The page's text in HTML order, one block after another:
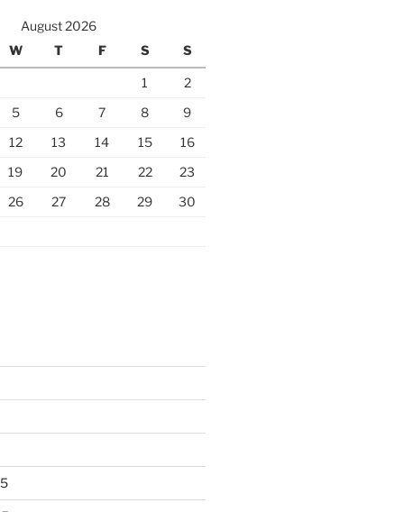
August 2026
W T F S S
1
2
5 6 7 8
9
12 13 14 15
16
19 20 21 22
23
26 27 28 29
30